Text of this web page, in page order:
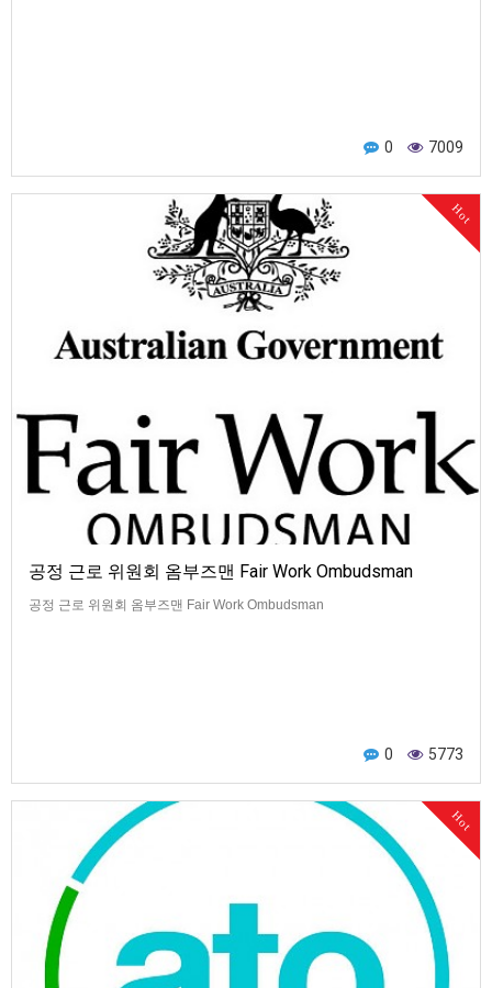
0 7009
Hot
공정 근로 위원회 옴부즈맨 Fair Work Ombudsman
공정 근로 위원회 옴부즈맨 Fair Work Ombudsman
0 5773
Hot